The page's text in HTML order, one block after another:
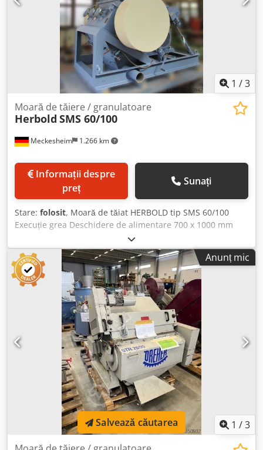
1 /3
Meckesheim 1.266 km
Moară de tăiere / granulatoare
Herbold SMS 60/100
preț
Sunați
Stare: folosit, Moară de tăiat HERBOLD tip SMS 60/100
Execuție grea Deschidere de alimentare 700 x 1000 mm
Codpfxezmdc Ts Afljha Rotor deschis, diametru 600 mm x
lățime 980 mm (la alegere cu rotor deschis cu 3 sau 7
cuțite) Motor de antrenare 110 kW Sistem de deschidere cu
troliu electric
Anunț mic
1 /3
Salvează căutarea